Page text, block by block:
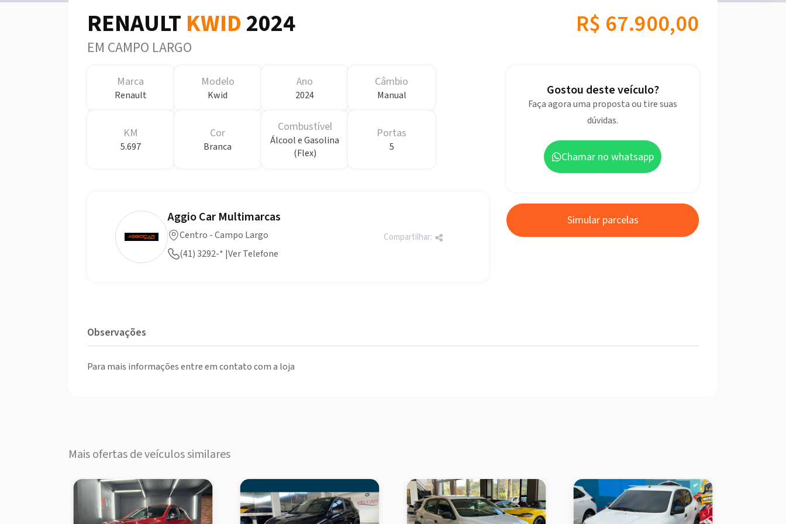
RENAULT KWID2024
EM CAMPO LARGO
R$ 67.900,00
Marca
Renault
Modelo
Kwid
Ano
2024
Câmbio
Manual
KM
5.697
Cor
Branca
Combustível
Álcool e Gasolina
(Flex)
Portas
5
Aggio Car Multimarcas
Centro - Campo Largo
(41) 3292-* |Ver Telefone
Compartilhar:
Gostou deste veículo?
Faça agora uma proposta ou tire suas
dúvidas.
Chamar no whatsapp
Simular parcelas
Observações
Para mais informações entre em contato com a loja
Mais ofertas de veículos similares